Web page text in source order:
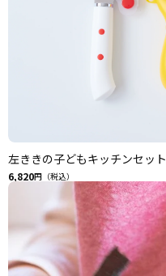
左ききの子どもキッチンセット
6,820円（税込）